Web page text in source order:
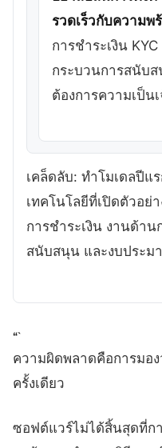
รวดเร็วกับความพ
การชำระเงิน
กระบวนการสนับส
ต้องการความเป็น
เคล็ดลับ: ทำโมเดลปีแ
เทคโนโลยีที่เปิดตัวอย่
การชำระเงิน งานด้า
สนับสนุน และงบประม
“`
ความผิดพลาดคือการมอ
ครั้งเดียว
ซอฟต์แวร์ไม่ได้สิ้นสุดที่ก